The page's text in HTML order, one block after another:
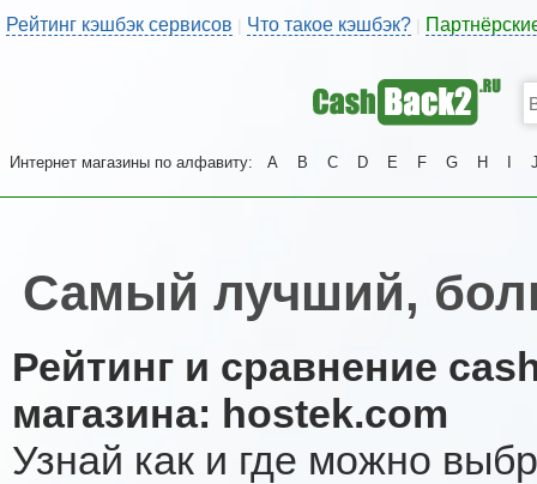
Рейтинг кэшбэк сервисов | Что такое кэшбэк?
Интернет магазины по алфавиту: A B C D E F G H
Самый лучший,
Рейтинг и сравнение
магазина: hostek.com
Узнай как и где можно